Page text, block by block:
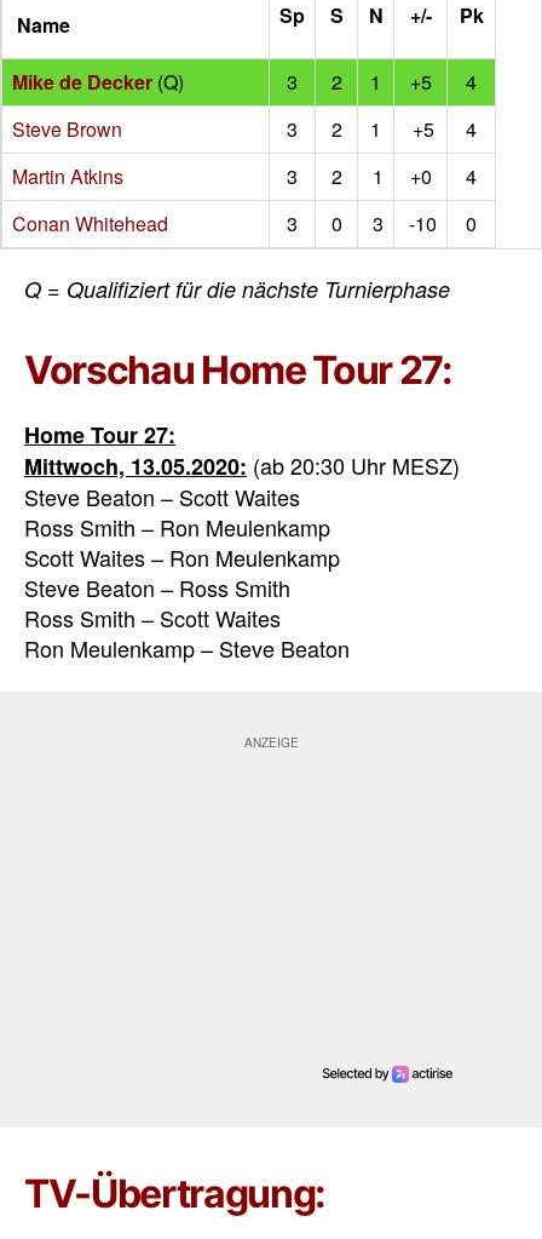
Name Sp S N +/- Pk
Mike de Decker (Q) 3 2 1 +5
4
Steve Brown
3 2 1 +5
4
Martin Atkins
3 2 1 +0
4
Conan Whitehead
3 0 3 -10 0
Q = Qualifiziert für die nächste Turnierphase
Vorschau Home Tour 27:
Home Tour 27:
Mittwoch, 13.05.2020: (ab 20:30 Uhr MESZ)
Steve Beaton – Scott Waites
Ross Smith – Ron Meulenkamp
Scott Waites – Ron Meulenkamp
Steve Beaton – Ross Smith
Ross Smith – Scott Waites
Ron Meulenkamp – Steve Beaton
TV-Übertragung: